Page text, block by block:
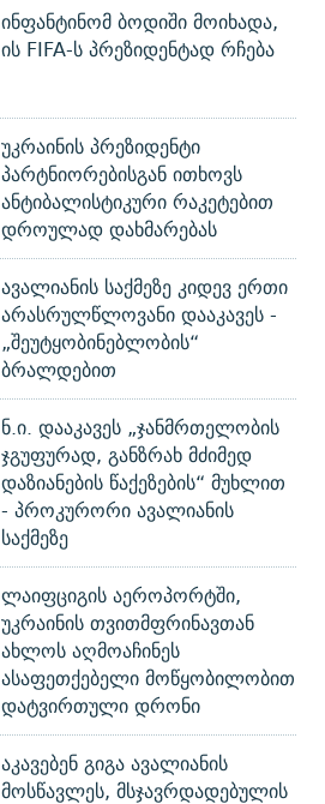
ინფანტინომ ბოდიში მოიხადა,
ის FIFA-ს პრეზიდენტად რჩება
უკრაინის პრეზიდენტი
პარტნიორებისგან ითხოვს
ანტიბალისტიკური რაკეტებით
დროულად დახმარებას
ავალიანის საქმეზე კიდევ ერთი
არასრულწლოვანი დააკავეს -
„შეუტყობინებლობის“
ბრალდებით
ნ.ი. დააკავეს „ჯანმრთელობის
ჯგუფურად, განზრახ მძიმედ
დაზიანების წაქეზების“ მუხლით
- პროკურორი ავალიანის
საქმეზე
ლაიფციგის აეროპორტში,
უკრაინის თვითმფრინავთან
ახლოს აღმოაჩინეს
ასაფეთქებელი მოწყობილობით
დატვირთული დრონი
აკავებენ გიგა ავალიანის
მოსწავლეს, მსჯავრდადებულის